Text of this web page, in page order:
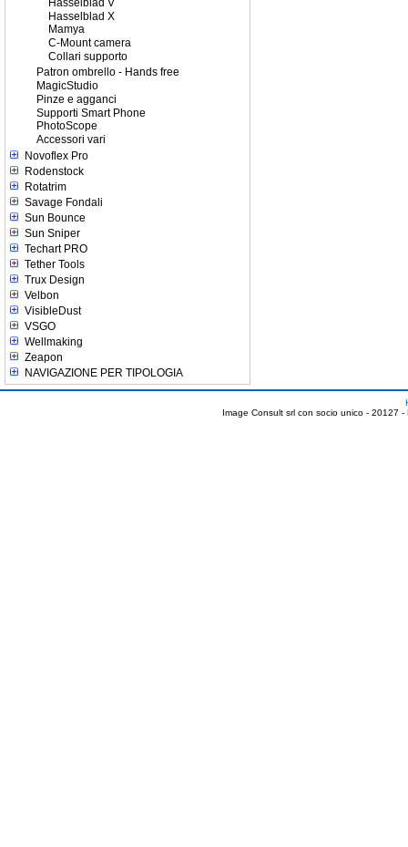
Hasselblad X
Mamya
C-Mount camera
Collari supporto
Patron ombrello - Hands free
MagicStudio
Pinze e agganci
Supporti Smart Phone
PhotoScope
Accessori vari
Novoflex Pro
Rodenstock
Rotatrim
Savage Fondali
Sun Bounce
Sun Sniper
Techart PRO
Tether Tools
Trux Design
Velbon
VisibleDust
VSGO
Wellmaking
Zeapon
NAVIGAZIONE PER TIPOLOGIA
Image Consult srl con socio unico - 20127